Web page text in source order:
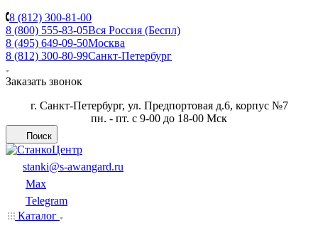
8 (812) 300-81-00
8 (800) 555-83-05Вся Россия (Беспл)
8 (495) 649-09-50Москва
8 (812) 300-80-99Санкт-Петербург
Заказать звонок
г. Санкт-Петербург, ул. Предпортовая д.6, корпус №7
пн. - пт. с 9-00 до 18-00 Мск
Поиск
stanki@s-awangard.ru
Max
Telegram
Каталог